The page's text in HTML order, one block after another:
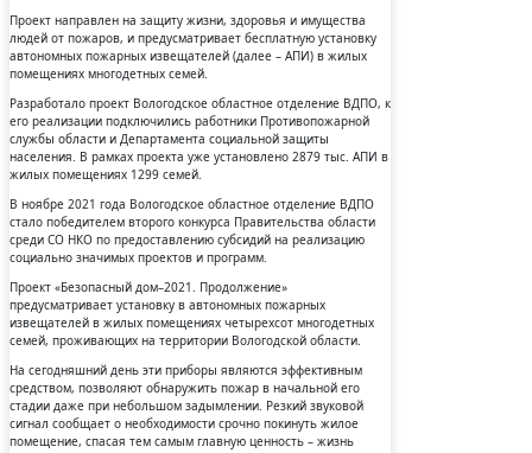
Проект направлен на защиту жизни, здоровья и имущества
людей от пожаров, и предусматривает бесплатную установку
автономных пожарных извещателей (далее – АПИ) в жилых
помещениях многодетных семей.
Разработало проект Вологодское областное отделение ВДПО, к
его реализации подключились работники Противопожарной
службы области и Департамента социальной защиты
населения. В рамках проекта уже установлено 2879 тыс. АПИ в
жилых помещениях 1299 семей.
В ноябре 2021 года Вологодское областное отделение ВДПО
стало победителем второго конкурса Правительства области
среди СО НКО по предоставлению субсидий на реализацию
социально значимых проектов и программ.
Проект «Безопасный дом–2021. Продолжение»
предусматривает установку в автономных пожарных
извещателей в жилых помещениях четырехсот многодетных
семей, проживающих на территории Вологодской области.
На сегодняшний день эти приборы являются эффективным
средством, позволяют обнаружить пожар в начальной его
стадии даже при небольшом задымлении. Резкий звуковой
сигнал сообщает о необходимости срочно покинуть жилое
помещение, спасая тем самым главную ценность – жизнь